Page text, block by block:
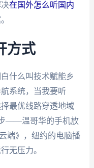
在国外怎么听国内
方式
什么叫技术赋能乡
系统，当我要听
最优线路穿透地域
——温哥华的手机放
端》，纽约的电脑播
无压力。